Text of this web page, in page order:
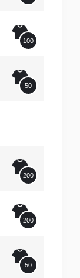
100
50
200
200
50